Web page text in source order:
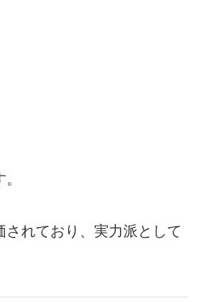
れており、実力派として